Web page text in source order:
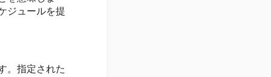
ジュールを提
。指定された